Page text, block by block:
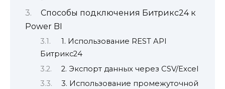
Способы подключения Битрикс24 к
Power BI
1. Использование REST API
Битрикс24
2. Экспорт данных через CSV/Excel
3. Использование промежуточной